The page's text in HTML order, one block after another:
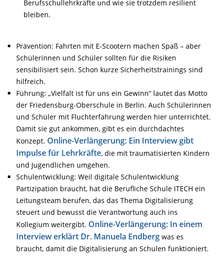
Berufsschullehrkräfte und wie sie trotzdem resilient
bleiben.
Prävention: Fahrten mit E-Scootern machen Spaß – aber
Schülerinnen und Schüler sollten für die Risiken
sensibilisiert sein. Schon kurze Sicherheitstrainings sind
hilfreich.
Führung: „Vielfalt ist für uns ein Gewinn“ lautet das Motto
der Friedensburg-Oberschule in Berlin. Auch Schülerinnen
und Schüler mit Fluchterfahrung werden hier unterrichtet.
Damit sie gut ankommen, gibt es ein durchdachtes
Konzept. Online-Verlängerung: Ein Interview gibt
Impulse für Lehrkräfte, die mit traumatisierten Kindern
und Jugendlichen umgehen.
Schulentwicklung: Weil digitale Schulentwicklung
Partizipation braucht, hat die Berufliche Schule ITECH ein
Leitungsteam berufen, das das Thema Digitalisierung
steuert und bewusst die Verantwortung auch ins
Kollegium weitergibt. Online-Verlängerung: In einem
Interview erklärt Dr. Manuela Endbergwas es
braucht, damit die Digitalisierung an Schulen funktioniert.